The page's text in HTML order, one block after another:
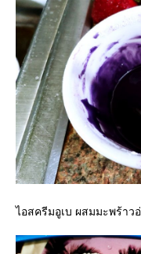
ไอสครีมอูเบ ผสมมะพร้าว